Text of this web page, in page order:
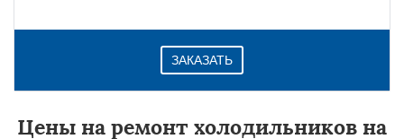
ЗАКАЗАТЬ
Цены на ремонт холодильников на